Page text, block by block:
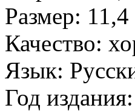
Размер:
Качество:
Язык:
Год издания: